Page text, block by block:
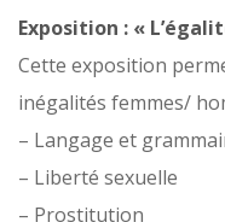
Exposition : «
Cette exposition
inégalités femmes/
– Langage et
– Liberté sexuelle
– Prostitution